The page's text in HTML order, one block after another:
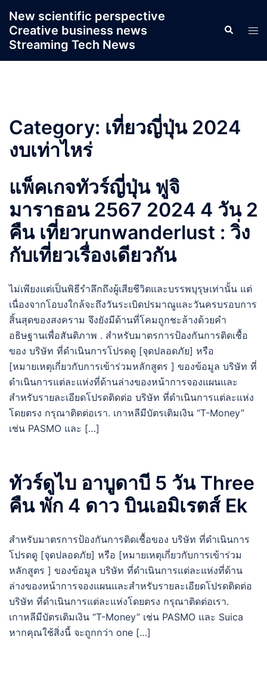
content
New scientific perspective
Creative business news
Streaming Tech News
Search
Category: เที่ยวญี่ปุ่น 2024
งบเท่าไหร่
แพ็คเกจทัวร์ญี่ปุ่น ฟูจิ
มาราธอน 2567 2024 4 วัน 2
คืน เที่ยวrunwanderlust : วิ่ง
กับเที่ยวเรื่องเดียวกัน
ไม่เพียงแต่เป็นพิธีรำลึกถึงผู้เสียชีวิตและบรรพบุรุษเท่านั้น แต่
เนื่องจากโอบงใกล้จะถึงวันระเบิดปรมาณูและวันครบรอบการ
สิ้นสุดของสงคราม จึงยังมีด้านที่โคมถูกชะล้างด้วยคำ
อธิษฐานเพื่อสันติภาพ . สำหรับมาตรการป้องกันการติดเชื้อ
ของ บริษัท ที่ดำเนินการโปรดดู [จุดปลอดภัย] หรือ
[หมายเหตุเกี่ยวกับการเข้าร่วมหลักสูตร ] ของข้อมูล บริษัท ที่
ดำเนินการแต่ละแห่งที่ด้านล่างของหน้าการจองแผนและ
สำหรับรายละเอียดโปรดติดต่อ บริษัท ที่ดำเนินการแต่ละแห่ง
โดยตรง กรุณาติดต่อเรา. เกาหลีมีบัตรเติมเงิน “T-Money”
เช่น PASMO และ […]
ทัวร์ดูไบ อาบูดาบี 5 วัน Three
คืน พัก 4 ดาว บินเอมิเรตส์ Ek
สำหรับมาตรการป้องกันการติดเชื้อของ บริษัท ที่ดำเนินการ
โปรดดู [จุดปลอดภัย] หรือ [หมายเหตุเกี่ยวกับการเข้าร่วม
หลักสูตร ] ของข้อมูล บริษัท ที่ดำเนินการแต่ละแห่งที่ด้าน
ล่างของหน้าการจองแผนและสำหรับรายละเอียดโปรดติดต่อ
บริษัท ที่ดำเนินการแต่ละแห่งโดยตรง กรุณาติดต่อเรา.
เกาหลีมีบัตรเติมเงิน “T-Money” เช่น PASMO และ Suica
หากคุณใช้สิ่งนี้ จะถูกกว่า one […]